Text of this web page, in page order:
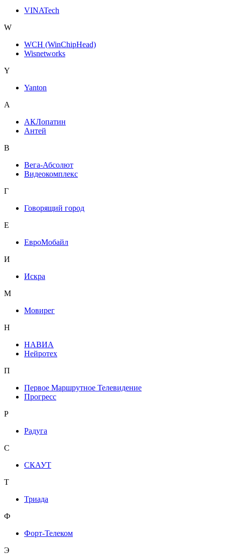
VINATech
W
WCH (WinChipHead)
Wisnetworks
Y
Yanton
А
АКЛопатин
Антей
В
Вега-Абсолют
Видеокомплекс
Г
Говорящий город
Е
ЕвроМобайл
И
Искра
М
Мовирег
Н
НАВИА
Нейротех
П
Первое Маршрутное Телевидение
Прогресс
Р
Радуга
С
СКАУТ
Т
Триада
Ф
Форт-Телеком
Э